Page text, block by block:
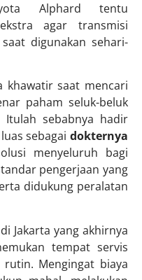
Alphard tentu
agar transmisi
digunakan sehari-
khawatir saat mencari
paham seluk-beluk
sebabnya hadir
sebagai dokternya
menyeluruh bagi
pengerjaan yang
didukung peralatan
Jakarta yang akhirnya
tempat servis
Mengingat biaya